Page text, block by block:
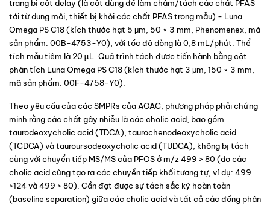
trang bị cột delay (là cột dùng đề làm chậm/tách các chất PFAS
tới từ dung môi, thiết bị khỏi các chất PFAS trong mẫu) - Luna
Omega PS C18 (kích thước hạt 5 μm, 50 × 3 mm, Phenomenex, mã
sản phẩm: 00B-4753-Y0), với tốc độ dòng là 0,8 mL/phút. Thể
tích mẫu tiêm là 20 µL. Quá trình tách được tiến hành bằng cột
phân tích Luna Omega PS C18 (kích thước hạt 3 μm, 150 × 3 mm,
mã sản phẩm: 00F-4758-Y0).
Theo yêu cầu của các SMPRs của AOAC, phương pháp phải chứng
minh rằng các chất gây nhiễu là các cholic acid, bao gồm
taurodeoxycholic acid (TDCA), taurochenodeoxycholic acid
(TCDCA) và tauroursodeoxycholic acid (TUDCA), không bị tách
cùng với chuyển tiếp MS/MS của PFOS ở m/z 499 > 80 (do các
cholic acid cũng tạo ra các chuyển tiếp khối tương tự, ví dụ: 499
>124 và 499 > 80). Cần đạt được sự tách sắc ký hoàn toàn
(baseline separation) giữa các cholic acid và tất cả các đồng phân